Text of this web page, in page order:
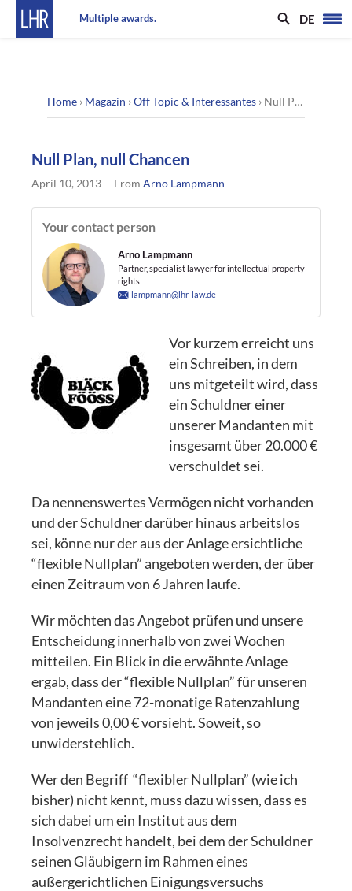
Multiple awards. DE
Home › Magazin ›Off Topic & Interessantes › Null Plan, null Chancen
Null Plan, null Chancen
April 10, 2013 FromArno Lampmann
Your contact person
Arno Lampmann
Partner, specialist lawyer for intellectual property
rights
lampmann@lhr-law.de
Vor kurzem erreicht uns
ein Schreiben, in dem
uns mitgeteilt wird, dass
ein Schuldner einer
unserer Mandanten mit
insgesamt über 20.000 €
verschuldet sei.
Da nennenswertes Vermögen nicht vorhanden
und der Schuldner darüber hinaus arbeitslos
sei, könne nur der aus der Anlage ersichtliche
“flexible Nullplan” angeboten werden, der über
einen Zeitraum von 6 Jahren laufe.
Wir möchten das Angebot prüfen und unsere
Entscheidung innerhalb von zwei Wochen
mitteilen. Ein Blick in die erwähnte Anlage
ergab, dass der “flexible Nullplan” für unseren
Mandanten eine 72-monatige Ratenzahlung
von jeweils 0,00 € vorsieht. Soweit, so
unwiderstehlich.
Wer den Begriff “flexibler Nullplan” (wie ich
bisher) nicht kennt, muss dazu wissen, dass es
sich dabei um ein Institut aus dem
Insolvenzrecht handelt, bei dem der Schuldner
seinen Gläubigern im Rahmen eines
außergerichtlichen Einigungsversuchs